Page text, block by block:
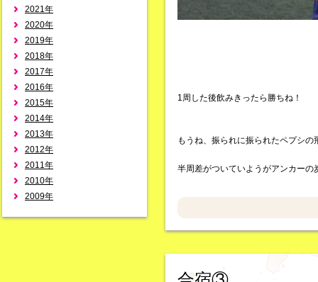
2021年
2020年
2019年
2018年
2017年
2016年
2015年
2014年
2013年
2012年
2011年
2010年
2009年
1周した後飲みきったら勝ちね！
もうね、振られに振られたペプシの
半周差がついていようがアンカー